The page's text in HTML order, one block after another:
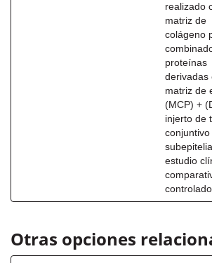
realizado
matriz de
colágeno
proteínas
derivadas
matriz de
(MCP) +
injerto de
conjuntivo
estudio
controlado
Otras opciones